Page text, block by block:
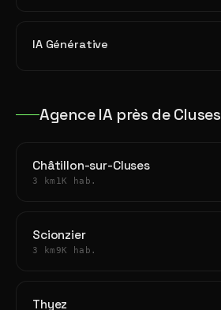
IA Générative
Agence IA près de Cluses
Châtillon-sur-Cluses
3 km 1K hab.
Scionzier
3 km 9K hab.
Thyez